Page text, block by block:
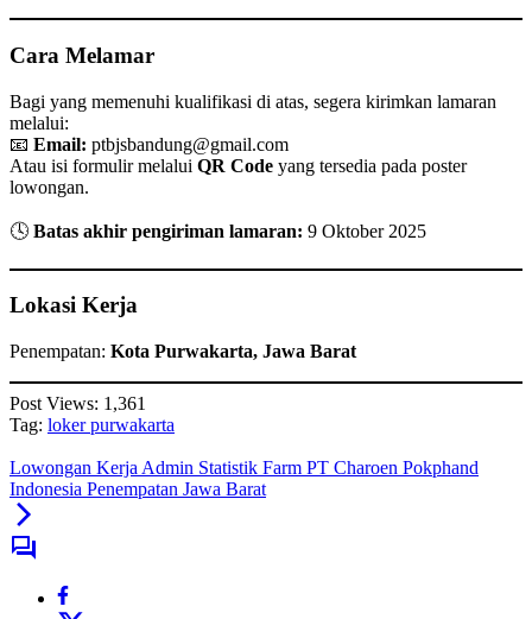
Cara Melamar
Bagi yang memenuhi kualifikasi di atas, segera kirimkan lamaran
melalui:
📧 Email: ptbjsbandung@gmail.com
Atau isi formulir melalui QR Code yang tersedia pada poster
lowongan.
🕓 Batas akhir pengiriman lamaran: 9 Oktober 2025
Lokasi Kerja
Penempatan: Kota Purwakarta, Jawa Barat
Post Views: 1,361
Tag: loker purwakarta
Lowongan Kerja Admin Statistik Farm PT Charoen Pokphand
Indonesia Penempatan Jawa Barat